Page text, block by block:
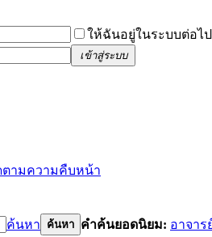
ให้ฉันอยู่ในระบบต่อไป
เข้าสู่ระบบ
ตามความคืบหน้า
ค้นหา ค้นหา คำค้นยอดนิยม: อาจาร